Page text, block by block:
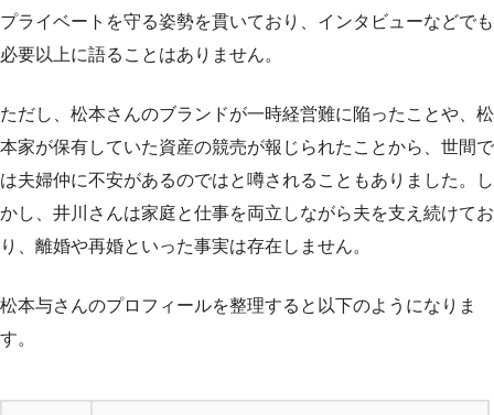
プライベートを守る姿勢を貫いており、インタビューなどでも
必要以上に語ることはありません。
ただし、松本さんのブランドが一時経営難に陥ったことや、松
本家が保有していた資産の競売が報じられたことから、世間で
は夫婦仲に不安があるのではと噂されることもありました。し
かし、井川さんは家庭と仕事を両立しながら夫を支え続けてお
り、離婚や再婚といった事実は存在しません。
松本与さんのプロフィールを整理すると以下のようになりま
す。